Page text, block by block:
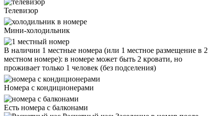
Телевизор
Мини-холодильник
В наличии 1 местные номера (или 1 местное размещение в 2
местном номере): в номере может быть 2 кровати, но
проживает только 1 человек (без подселения)
Номера с кондиционерами
Есть номера с балконами